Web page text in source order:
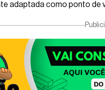
adaptada como ponto de